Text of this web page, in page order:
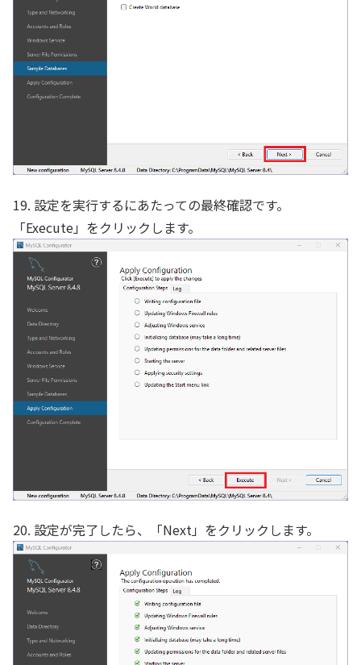
19. 設定を実行するにあたっての最終確認です。
「Execute」をクリックします。
20. 設定が完了したら、「Next」をクリックします。